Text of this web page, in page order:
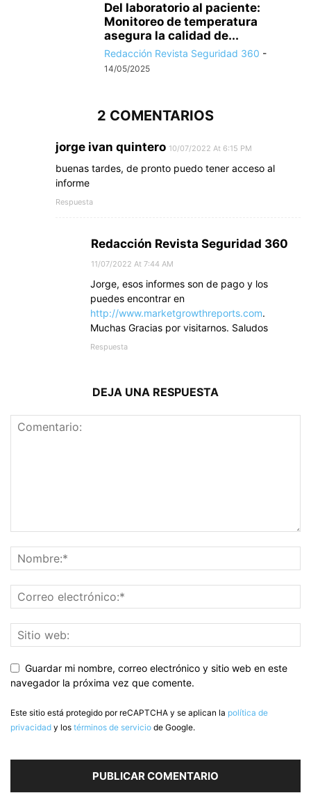
Del laboratorio al paciente:
Monitoreo de temperatura
asegura la calidad de...
Redacción Revista Seguridad 360 -
14/05/2025
2 COMENTARIOS
jorge ivan quintero 10/07/2022 At 6:15 PM
buenas tardes, de pronto puedo tener acceso al
informe
Respuesta
Redacción Revista Seguridad 360
11/07/2022 At 7:44 AM
Jorge, esos informes son de pago y los
puedes encontrar en
http://www.marketgrowthreports.com.
Muchas Gracias por visitarnos. Saludos
Respuesta
DEJA UNA RESPUESTA
Guardar mi nombre, correo electrónico y sitio web en este
navegador la próxima vez que comente.
Este sitio está protegido por reCAPTCHA y se aplican la política de
privacidad y los términos de servicio de Google.